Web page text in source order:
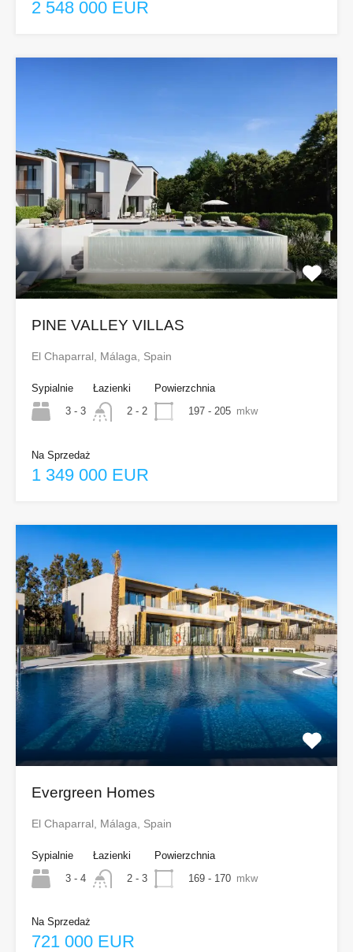
2 548 000 EUR
PINE VALLEY VILLAS
El Chaparral, Málaga, Spain
Sypialnie
3 - 3
Łazienki
2 - 2
Powierzchnia
197 - 205 mkw
Na Sprzedaż
1 349 000 EUR
Evergreen Homes
El Chaparral, Málaga, Spain
Sypialnie
3 - 4
Łazienki
2 - 3
Powierzchnia
169 - 170 mkw
Na Sprzedaż
721 000 EUR